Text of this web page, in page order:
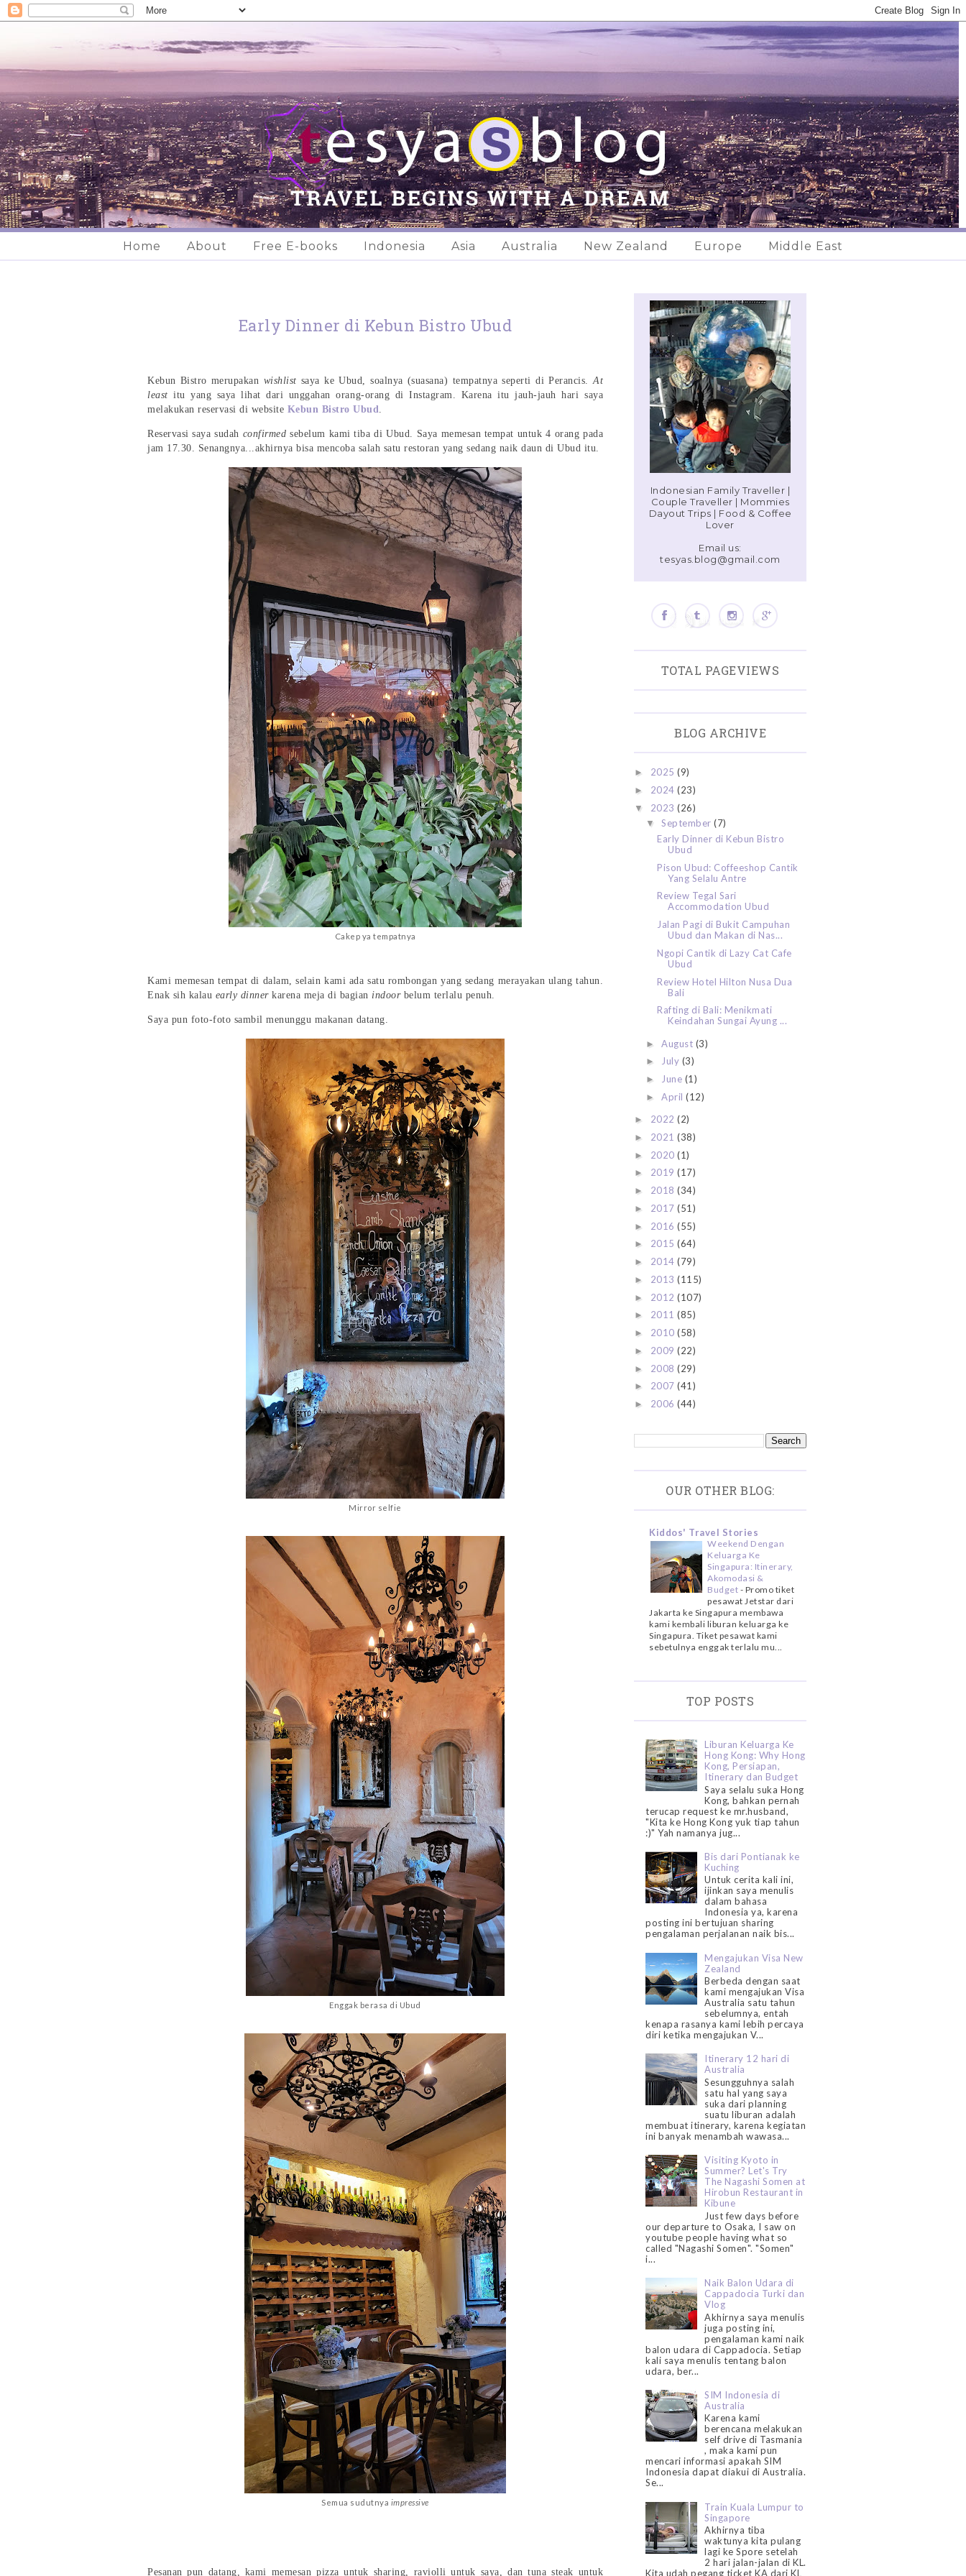
Home About Free E-books Indonesia Asia Australia New Zealand Europe Middle East
Early Dinner di Kebun Bistro Ubud
Kebun Bistro merupakan wishlist saya ke Ubud, soalnya (suasana) tempatnya seperti di Perancis.At
least itu yang saya lihat dari unggahan orang-orang di Instagram. Karena itu jauh-jauh hari saya
melakukan reservasi di website Kebun Bistro Ubud
Reservasi saya sudah confirmed sebelum kami tiba di Ubud. Saya memesan tempat untuk 4 orang pada
jam 17.30. Senangnya...akhirnya bisa mencoba salah satu restoran yang sedang naik daun di Ubud itu.
Cakep ya tempatnya
Kami memesan tempat di dalam, selain kami ada satu rombongan yang sedang merayakan ulang tahun.
Enak sih kalau early dinnerkarena meja di bagian indoorbelum terlalu penuh.
Saya pun foto-foto sambil menunggu makanan datang.
Mirror selfie
Enggak berasa di Ubud
Semua sudutnya impressive
Pesanan pun datang, kami memesan pizza untuk sharing, raviolli untuk saya, dantuna steak untuk
Indonesian Family Traveller |
Couple Traveller | Mommies
Dayout Trips | Food & Coffee
Lover
Email us:
tesyas.blog@gmail.com
TOTAL PAGEVIEWS
BLOG ARCHIVE
► 2025 (9)
► 2024 (23)
▼ 2023 (26)
▼September(7)
Early Dinner di Kebun Bistro
Ubud
Pison Ubud: Coffeeshop Cantik
Yang Selalu Antre
Review Tegal Sari
Accommodation Ubud
Jalan Pagi di Bukit Campuhan
Ubud dan Makan di Nas...
Ngopi Cantik di Lazy Cat Cafe
Ubud
Review Hotel Hilton Nusa Dua
Bali
Rafting di Bali: Menikmati
Keindahan Sungai Ayung ...
►August (3)
► July (3)
► June (1)
►April(12)
► 2022 (2)
► 2021 (38)
► 2020 (1)
► 2019 (17)
► 2018 (34)
► 2017 (51)
► 2016 (55)
► 2015 (64)
► 2014 (79)
► 2013 (115)
► 2012 (107)
► 2011 (85)
► 2010 (58)
► 2009 (22)
► 2008 (29)
► 2007 (41)
► 2006 (44)
OUR OTHER BLOG:
Kiddos' Travel Stories
Weekend Dengan
Keluarga Ke
Singapura: Itinerary,
Akomodasi &
Budget - Promo tiket
pesawat Jetstar dari
Jakarta ke Singapura membawa
kami kembali liburan keluarga ke
Singapura. Tiket pesawat kami
sebetulnya enggak terlalu mu...
TOP POSTS
Liburan Keluarga Ke
Hong Kong: Why Hong
Kong, Persiapan,
Itinerary dan Budget
Saya selalu suka Hong
Kong, bahkan pernah
terucap request ke mr.husband,
"Kita ke Hong Kong yuk tiap tahun
:)" Yah namanya jug...
Bis dari Pontianak ke
Kuching
Untuk cerita kali ini,
ijinkan saya menulis
dalam bahasa
Indonesia ya, karena
posting ini bertujuan sharing
pengalaman perjalanan naik bis...
Mengajukan Visa New
Zealand
Berbeda dengan saat
kami mengajukan Visa
Australia satu tahun
sebelumnya, entah
kenapa rasanya kami lebih percaya
diri ketika mengajukan V...
Itinerary 12 hari di
Australia
Sesungguhnya salah
satu hal yang saya
suka dari planning
suatu liburan adalah
membuat itinerary, karena kegiatan
ini banyak menambah wawasa...
Visiting Kyoto in
Summer? Let's Try
The Nagashi Somen at
Hirobun Restaurant in
Kibune
Just few days before
our departure to Osaka, I saw on
youtube people having what so
called "Nagashi Somen". "Somen"
i...
Naik Balon Udara di
Cappadocia Turki dan
Vlog
Akhirnya saya menulis
juga posting ini,
pengalaman kami naik
balon udara di Cappadocia. Setiap
kali saya menulis tentang balon
udara, ber...
SIM Indonesia di
Australia
Karena kami
berencana melakukan
self drive di Tasmania
, maka kami pun
mencari informasi apakah SIM
Indonesia dapat diakui di Australia.
Se...
Train Kuala Lumpur to
Singapore
Akhirnya tiba
waktunya kita pulang
lagi ke Spore setelah
2 hari jalan-jalan di KL.
Kita udah pegang ticket KA dari KL